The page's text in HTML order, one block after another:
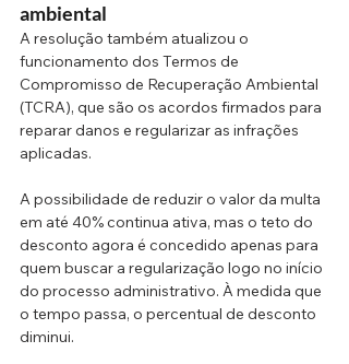
ambiental
A resolução também atualizou o
funcionamento dos Termos de
Compromisso de Recuperação Ambiental
(TCRA), que são os acordos firmados para
reparar danos e regularizar as infrações
aplicadas.
A possibilidade de reduzir o valor da multa
em até 40% continua ativa, mas o teto do
desconto agora é concedido apenas para
quem buscar a regularização logo no início
do processo administrativo. À medida que
o tempo passa, o percentual de desconto
diminui.